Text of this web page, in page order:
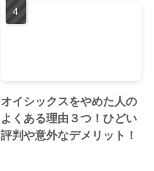
オイシックスをやめた人の
よくある理由３つ！ひどい
評判や意外なデメリット！